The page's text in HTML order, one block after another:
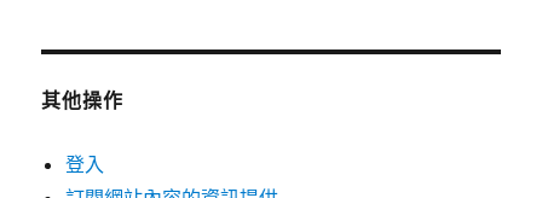
其他操作
登入